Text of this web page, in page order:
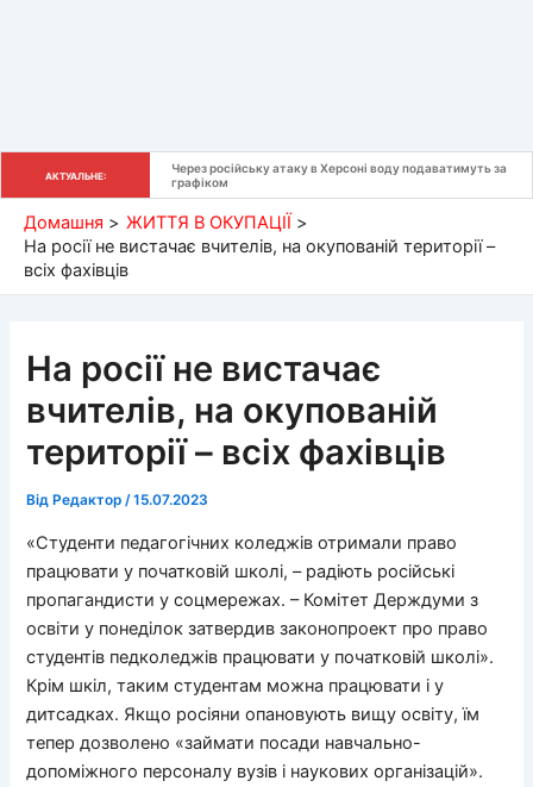
АКТУАЛЬНЕ:
Через російську атаку в Херсоні воду подаватимуть за
графіком
Домашня
ЖИТТЯ В ОКУПАЦІЇ
На росії не вистачає вчителів, на окупованій території –
всіх фахівців
На росії не вистачає
вчителів, на окупованій
території – всіх фахівців
Від Редактор/15.07.2023
«Студенти педагогічних коледжів отримали право
працювати у початковій школі, – радіють російські
пропагандисти у соцмережах. – Комітет Держдуми з
освіти у понеділок затвердив законопроект про право
студентів педколеджів працювати у початковій школі».
Крім шкіл, таким студентам можна працювати і у
дитсадках. Якщо росіяни опановують вищу освіту, їм
тепер дозволено «займати посади навчально-
допоміжного персоналу вузів і наукових організацій».